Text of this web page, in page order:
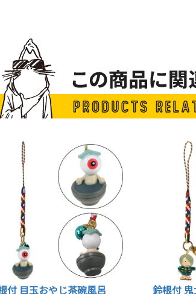
付 目玉おやじ茶碗風呂 鈴根付